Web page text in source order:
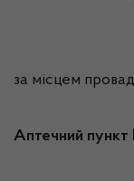
за місцем
Аптечний